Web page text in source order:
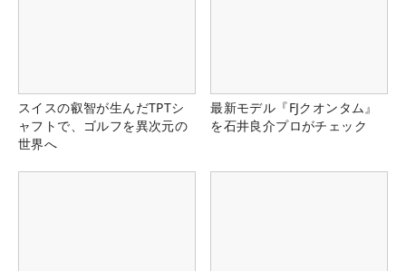
スイスの叡智が生んだTPTシ
ャフトで、ゴルフを異次元の
世界へ
最新モデル『FJクオンタム』
を石井良介プロがチェック